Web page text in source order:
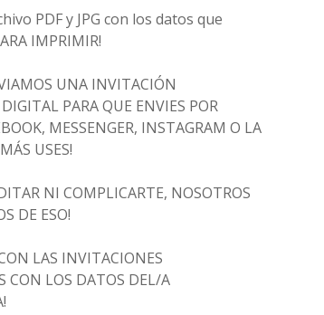
PDF y JPG con los datos que
IMPRIMIR!
UNA INVITACIÓN
PARA QUE ENVIES POR
MESSENGER, INSTAGRAM O LA
USES!
NI COMPLICARTE, NOSOTROS
DE ESO!
LAS INVITACIONES
CON LOS DATOS DEL/A